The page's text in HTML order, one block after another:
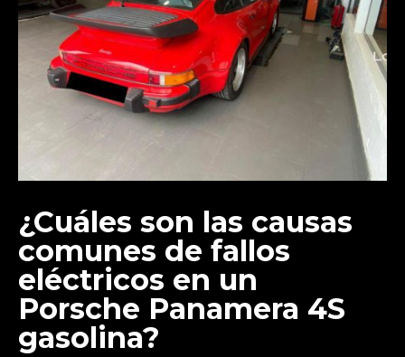
¿Cuáles son las causas
comunes de fallos
eléctricos en un
Porsche Panamera 4S
gasolina?